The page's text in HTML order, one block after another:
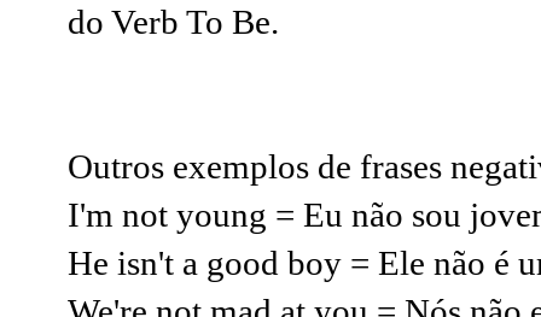
do Verb To Be.
Outros exemplos de frases
I'm not young = Eu não sou
He isn't a good boy = Ele não é